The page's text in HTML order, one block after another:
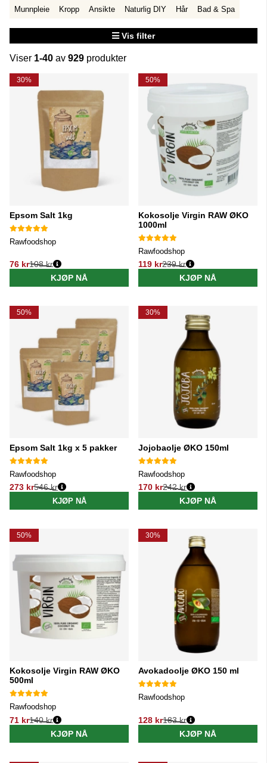
Munnpleie Kropp Ansikte Naturlig DIY Hår Bad & Spa
Vis filter
Viser 1-40 av 929 produkter
Produkter
30%
Epsom Salt 1kg
Rawfoodshop
76 kr
Vanlig pris:
108 kr
KJØP NÅ
50%
Kokosolje Virgin RAW ØKO
1000ml
Rawfoodshop
119 kr
Vanlig pris:
239 kr
KJØP NÅ
50%
Epsom Salt 1kg x 5 pakker
Rawfoodshop
273 kr
Vanlig pris:
546 kr
KJØP NÅ
30%
Jojobaolje ØKO 150ml
Rawfoodshop
170 kr
Vanlig pris:
242 kr
KJØP NÅ
50%
Kokosolje Virgin RAW ØKO
500ml
Rawfoodshop
71 kr
Vanlig pris:
140 kr
KJØP NÅ
30%
Avokadoolje ØKO 150 ml
Rawfoodshop
128 kr
Vanlig pris:
183 kr
KJØP NÅ